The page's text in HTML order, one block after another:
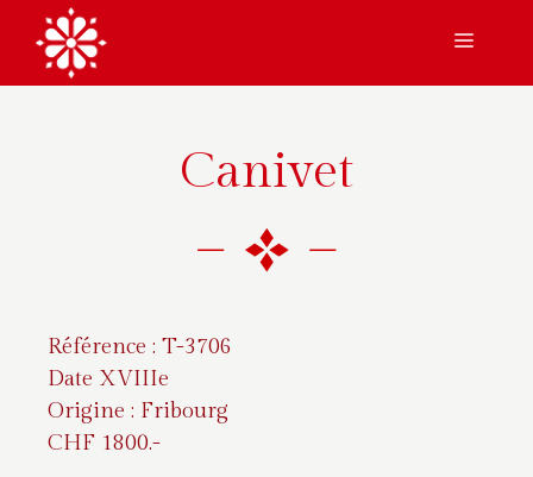
contenu
Menu
Canivet
Référence : T-3706
Date XVIIIe
Origine : Fribourg
CHF 1800.-